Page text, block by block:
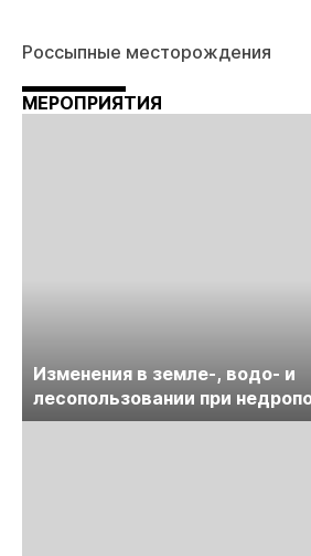
Россыпные месторождения
МЕРОПРИЯТИЯ
Изменения в земле-, водо- и
лесопользовании при
обсудят на семинаре